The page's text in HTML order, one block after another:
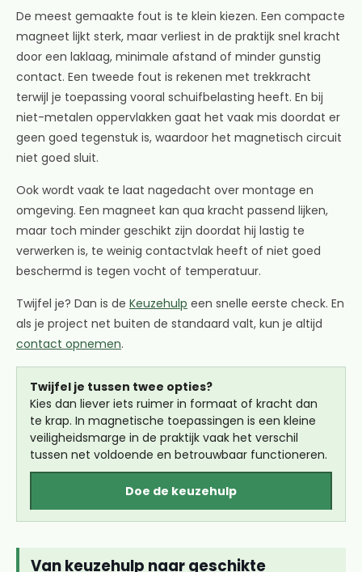
De meest gemaakte fout is te klein kiezen. Een compacte
magneet lijkt sterk, maar verliest in de praktijk snel kracht
door een laklaag, minimale afstand of minder gunstig
contact. Een tweede fout is rekenen met trekkracht
terwijl je toepassing vooral schuifbelasting heeft. En bij
niet-metalen oppervlakken gaat het vaak mis doordat er
geen goed tegenstuk is, waardoor het magnetisch circuit
niet goed sluit.
Ook wordt vaak te laat nagedacht over montage en
omgeving. Een magneet kan qua kracht passend lijken,
maar toch minder geschikt zijn doordat hij lastig te
verwerken is, te weinig contactvlak heeft of niet goed
beschermd is tegen vocht of temperatuur.
Twijfel je? Dan is de Keuzehulp een snelle eerste check. En
als je project net buiten de standaard valt, kun je altijd
contact opnemen.
Twijfel je tussen twee opties?
Kies dan liever iets ruimer in formaat of kracht dan
te krap. In magnetische toepassingen is een kleine
veiligheidsmarge in de praktijk vaak het verschil
tussen net voldoende en betrouwbaar functioneren.
Doe de keuzehulp
Van keuzehulp naar geschikte